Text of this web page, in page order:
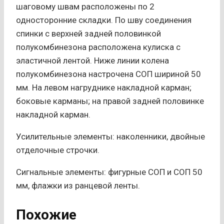
шаговому швам расположены по 2
односторонние складки. По шву соединения
спинки с верхней задней половинкой
полукомбинезона расположена кулиска с
эластичной лентой. Ниже линии колена
полукомбинезона настрочена СОП шириной 50
мм. На левом нагруднике накладной карман;
боковые карманы; на правой задней половинке
накладной карман.
Усилительные элементы: наколенники, двойные
отделочные строчки.
Сигнальные элементы: фигурные СОП и СОП 50
мм, флажки из ранцевой ленты.
Похожие